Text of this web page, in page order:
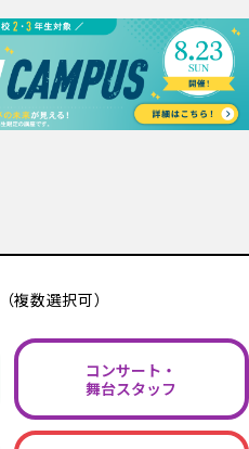
複数選択可）
コンサート・
舞台スタッフ